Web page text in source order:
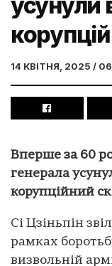
14 КВІТНЯ, 2025 /
Вперше за 60
генерала
корупційний
Сі Цзіньпін
рамках
визвольній